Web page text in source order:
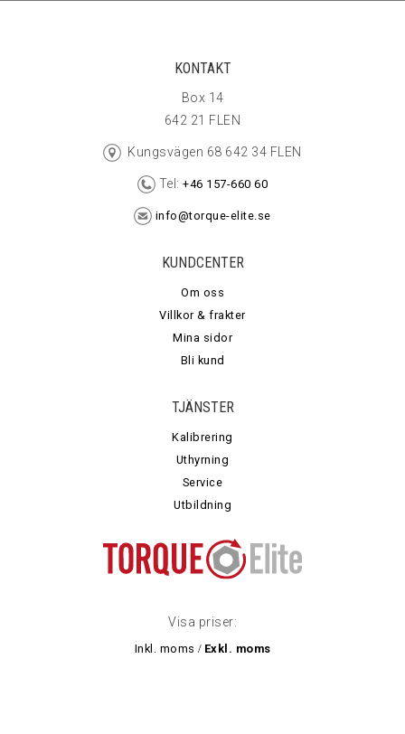
KONTAKT
Box 14
642 21 FLEN
Kungsvägen 68 642 34 FLEN
Tel: +46 157-660 60
info@torque-elite.se
KUNDCENTER
Om oss
Villkor & frakter
Mina sidor
Bli kund
TJÄNSTER
Kalibrering
Uthyrning
Service
Utbildning
Visa priser:
Inkl. moms / Exkl. moms